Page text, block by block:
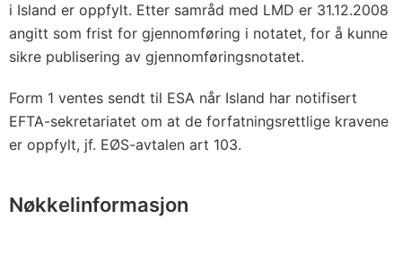
i Island er oppfylt. Etter samråd med LMD er 31.12.2008
angitt som frist for gjennomføring i notatet, for å kunne
sikre publisering av gjennomføringsnotatet.
Form 1 ventes sendt til ESA når Island har notifisert
EFTA-sekretariatet om at de forfatningsrettlige kravene
er oppfylt, jf. EØS-avtalen art 103.
Nøkkelinformasjon